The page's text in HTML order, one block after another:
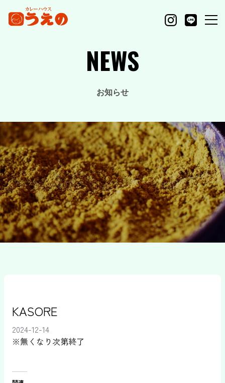
NEWS
お知らせ
KASORE
2024-12-14
※無くなり次第終了